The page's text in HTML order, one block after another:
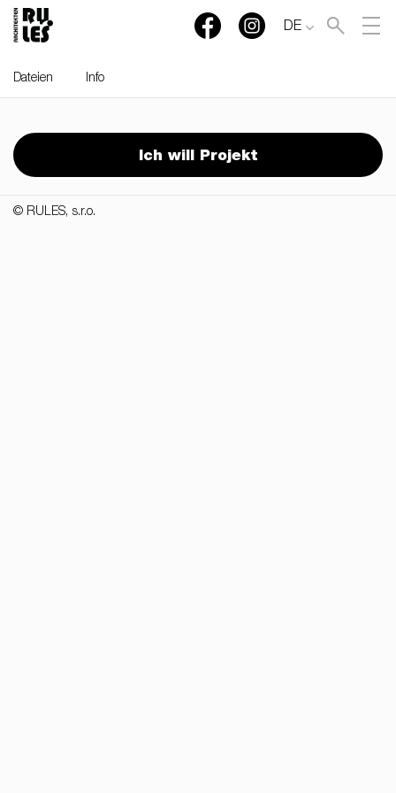
DE
Dateien Info
Ich will Projekt
RULES, s.r.o., Klincová
37/B, 821 08 Bratislava,
Slovensko
© RULES, s.r.o.